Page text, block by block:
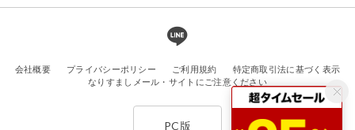
会社概要 プライバシーポリシー ご利用規約
特定商取引法に基づく表示
なりすましメール・サイトにご注意ください
PC版